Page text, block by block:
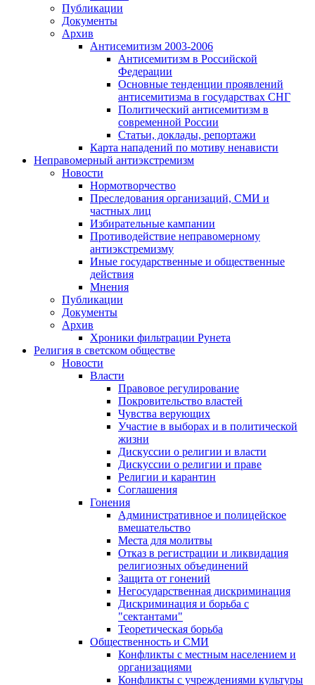
Публикации
Документы
Архив
Антисемитизм 2003-2006
Антисемитизм в Российской
Федерации
Основные тенденции проявлений
антисемитизма в государствах СНГ
Политический антисемитизм в
современной России
Статьи, доклады, репортажи
Карта нападений по мотиву ненависти
Неправомерный антиэкстремизм
Новости
Нормотворчество
Преследования организаций, СМИ и
частных лиц
Избирательные кампании
Противодействие неправомерному
антиэкстремизму
Иные государственные и общественные
действия
Мнения
Публикации
Документы
Архив
Хроники фильтрации Рунета
Религия в светском обществе
Новости
Власти
Правовое регулирование
Покровительство властей
Чувства верующих
Участие в выборах и в политической
жизни
Дискуссии о религии и власти
Дискуссии о религии и праве
Религии и карантин
Соглашения
Гонения
Административное и полицейское
вмешательство
Места для молитвы
Отказ в регистрации и ликвидация
религиозных объединений
Защита от гонений
Негосударственная дискриминация
Дискриминация и борьба с
"сектантами"
Теоретическая борьба
Общественность и СМИ
Конфликты с местным населением и
организациями
Конфликты с учреждениями культуры